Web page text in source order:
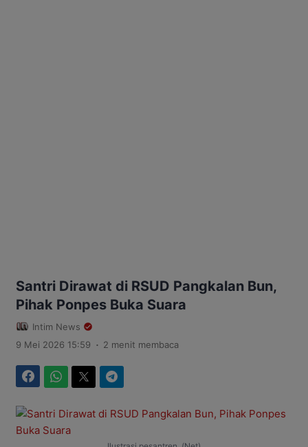
Santri Dirawat di RSUD Pangkalan Bun,
Pihak Ponpes Buka Suara
Intim News
9 Mei 2026 15:59 . 2 menit membaca